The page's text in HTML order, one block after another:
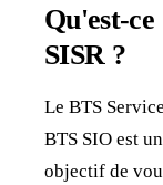
Qu'est-
SISR ?
Le BTS
BTS SIO est
objectif de